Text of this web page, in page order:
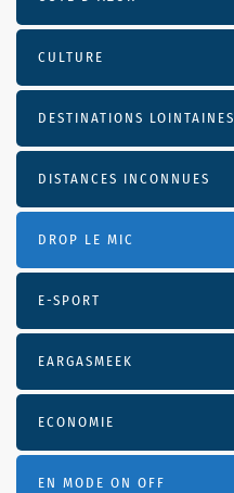
CULTURE
DESTINATIONS LOINTAINES
DISTANCES INCONNUES
DROP LE MIC
E-SPORT
EARGASMEEK
ECONOMIE
EN MODE ON OFF